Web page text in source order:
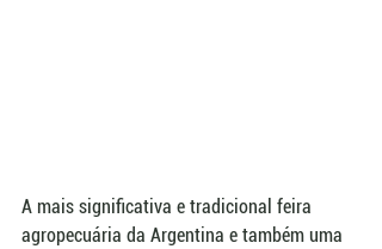
A mais significativa e tradicional feira
agropecuária da Argentina e também uma